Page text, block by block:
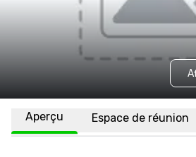
Aperçu Espace de réunion